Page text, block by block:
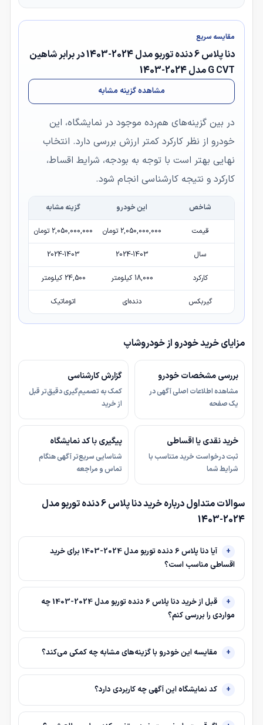
مقایسه سریع
دنا پلاس 6 دنده توربو مدل 2024-1403 در برابر شاهین
G CVT مدل 2024-1403
مشاهده گزینه مشابه
در بین گزینه‌های هم‌رده موجود در نمایشگاه، این
خودرو از نظر کارکرد کمتر ارزش بررسی دارد. انتخاب
نهایی بهتر است با توجه به بودجه، شرایط اقساط،
کارکرد و نتیجه کارشناسی انجام شود.
شاخص این خودرو گزینه مشابه
قیمت 2,050,000,000 تومان 2,050,000,000 تومان
سال 2024-1403
2024-1403
کارکرد 18,000 کیلومتر 24,500 کیلومتر
گیربکس دنده‌ای اتوماتیک
مزایای خرید خودرو از خودروشاپ
بررسی مشخصات خودرو
مشاهده اطلاعات اصلی آگهی در
یک صفحه
گزارش کارشناسی
کمک به تصمیم‌گیری دقیق‌تر قبل
از خرید
خرید نقدی یا اقساطی
ثبت درخواست خرید متناسب با
شرایط شما
پیگیری با کد نمایشگاه
شناسایی سریع‌تر آگهی هنگام
تماس و مراجعه
سوالات متداول درباره خرید دنا پلاس 6 دنده توربو مدل
2024-1403
آیا دنا پلاس 6 دنده توربو مدل 2024-1403 برای خرید
اقساطی مناسب است؟
قبل از خرید دنا پلاس 6 دنده توربو مدل 2024-1403 چه
مواردی را بررسی کنم؟
مقایسه این خودرو با گزینه‌های مشابه چه کمکی می‌کند؟
کد نمایشگاه این آگهی چه کاربردی دارد؟